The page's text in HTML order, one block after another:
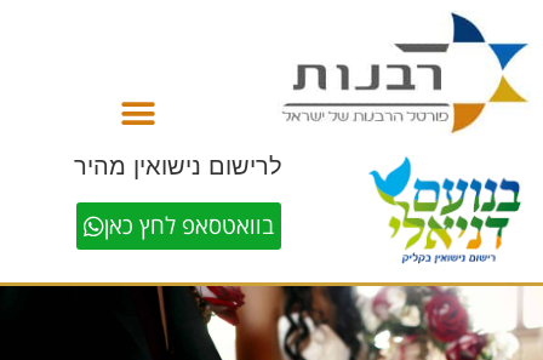
לרישום נישואין מהיר
בוואטסאפ לחץ כאן